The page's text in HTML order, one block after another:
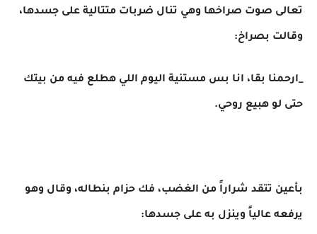
تعالى صوت صراخها وهي تنال ضربات متتالية على جسدها،
وقالت بصراخ:
_ارحمنا بقا، انا بس مستنية اليوم اللي هطلع فيه من بيتك
حتى لو هبيع روحي.
بأعين تتقد شراراً من الغضب، فك حزام بنطاله، وقال وهو
يرفعه عالياً وينزل به على جسدها: